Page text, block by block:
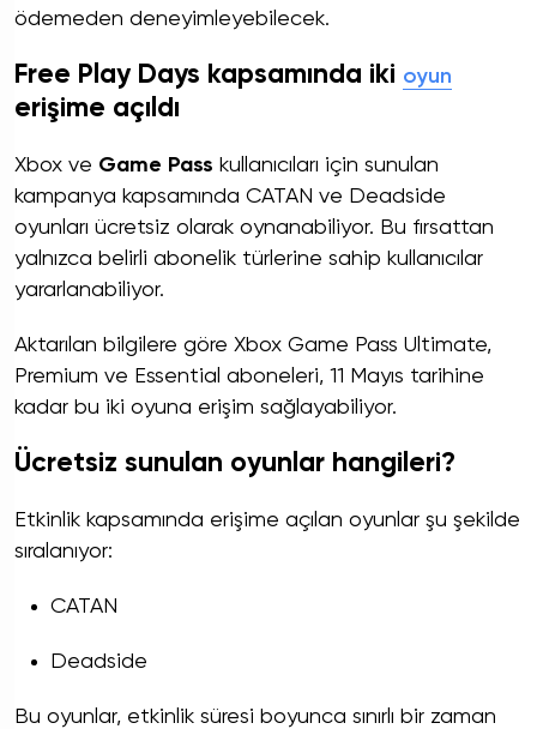
ödemeden deneyimleyebilecek.
Free Play Days kapsamında iki oyun
erişime açıldı
Xbox ve Game Pass kullanıcıları için sunulan
kampanya kapsamında CATAN ve Deadside
oyunları ücretsiz olarak oynanabiliyor. Bu fırsattan
yalnızca belirli abonelik türlerine sahip kullanıcılar
yararlanabiliyor.
Aktarılan bilgilere göre Xbox Game Pass Ultimate,
Premium ve Essential aboneleri, 11 Mayıs tarihine
kadar bu iki oyuna erişim sağlayabiliyor.
Ücretsiz sunulan oyunlar hangileri?
Etkinlik kapsamında erişime açılan oyunlar şu şekilde
sıralanıyor:
CATAN
Deadside
Bu oyunlar, etkinlik süresi boyunca sınırlı bir zaman